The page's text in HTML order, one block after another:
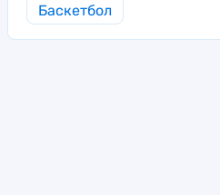
Баскетбол